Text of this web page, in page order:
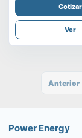
Cotizar
Ver
Anterior
Power Energy